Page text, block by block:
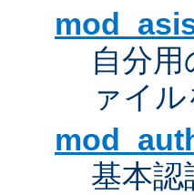
自分
ァイ
基本認